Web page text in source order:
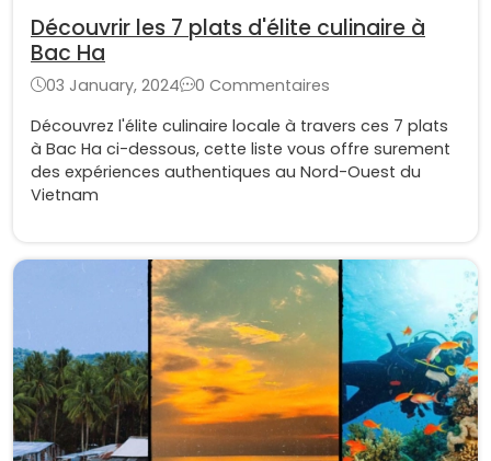
Découvrir les 7 plats d'élite culinaire à
Bac Ha
03 January, 2024
0 Commentaires
Découvrez l'élite culinaire locale à travers ces 7 plats
à Bac Ha ci-dessous, cette liste vous offre surement
des expériences authentiques au Nord-Ouest du
Vietnam